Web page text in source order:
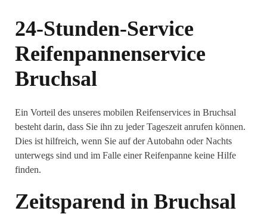
24-Stunden-Service
Reifenpannenservice
Bruchsal
Ein Vorteil des unseres mobilen Reifenservices in Bruchsal
besteht darin, dass Sie ihn zu jeder Tageszeit anrufen können.
Dies ist hilfreich, wenn Sie auf der Autobahn oder Nachts
unterwegs sind und im Falle einer Reifenpanne keine Hilfe
finden.
Zeitsparend in Bruchsal